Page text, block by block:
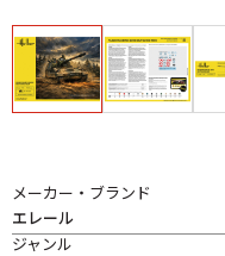
メーカー・ブランド
エレール
ジャンル